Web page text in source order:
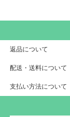
返品について
配送・送料について
支払い方法について